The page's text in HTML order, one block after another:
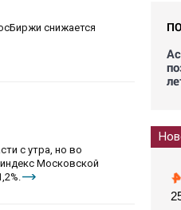
снижается
с утра, но во
Московской